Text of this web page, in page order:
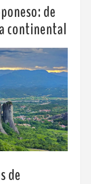
de
continental
de